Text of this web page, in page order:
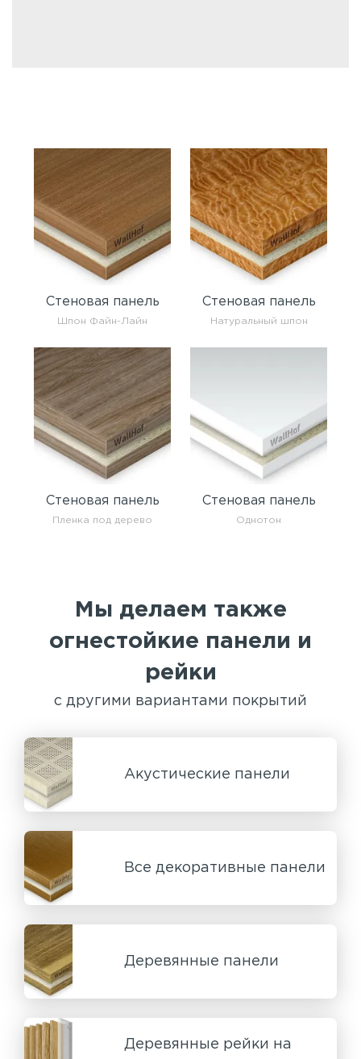
Стеновая панель
Шпон Файн-Лайн
Стеновая панель
Натуральный шпон
Стеновая панель
Пленка под дерево
Стеновая панель
Однотон
Мы делаем также
огнестойкие панели и
рейки
с другими вариантами покрытий
Акустические панели
Все декоративные панели
Деревянные панели
Деревянные рейки на